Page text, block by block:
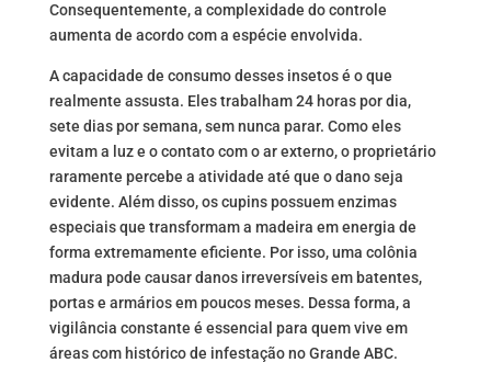
Consequentemente, a complexidade do controle
aumenta de acordo com a espécie envolvida.
A capacidade de consumo desses insetos é o que
realmente assusta. Eles trabalham 24 horas por dia,
sete dias por semana, sem nunca parar. Como eles
evitam a luz e o contato com o ar externo, o proprietário
raramente percebe a atividade até que o dano seja
evidente. Além disso, os cupins possuem enzimas
especiais que transformam a madeira em energia de
forma extremamente eficiente. Por isso, uma colônia
madura pode causar danos irreversíveis em batentes,
portas e armários em poucos meses. Dessa forma, a
vigilância constante é essencial para quem vive em
áreas com histórico de infestação no Grande ABC.